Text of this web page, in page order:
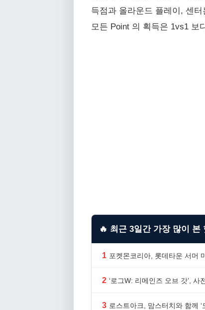
득점과 올라운드 플레이, 센
모든 Point 의 획득은 1vs1 보
🔥 최근 3일간 가장 많이 본
1 포켓몬코리아, 롯데타운 서머
2 ‘로그W: 리메인즈 오브 갓’, 사
3 로스트아크, 맘스터치와 함께